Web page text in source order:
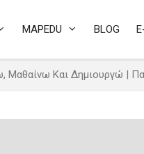
MAPEDU BLOG
Μαθαίνω Και Δημιουργώ |